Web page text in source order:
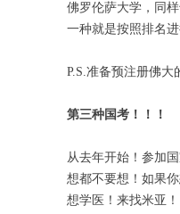
佛罗伦萨大学，同
一种就是按照排名
P.S.准备预注册佛
第三种国考！！！
从去年开始！参加
想都不要想！如果
想学医！来找米亚！